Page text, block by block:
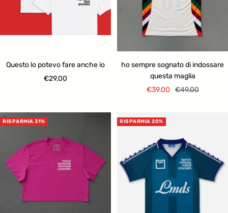
Questo lo potevo fare anche io
Prezzo
€29,00
ho sempre sognato di indossare
questa maglia
Prezzo
€39,00 Prezzo
€49,00
RISPARMIA 31% RISPARMIA 20%